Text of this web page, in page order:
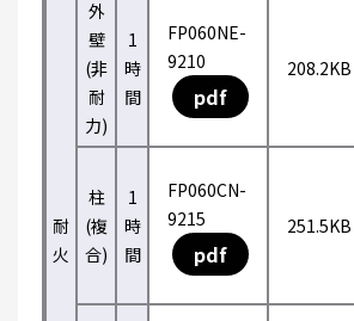
耐
火
外
壁
(非
耐
力)
1
時
間
FP060NE-
9210
pdf
208.2KB
柱
(複
合)
1
時
間
FP060CN-
9215
pdf
251.5KB